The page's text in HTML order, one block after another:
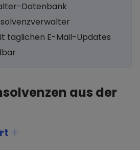
Datenbank
täglichen E-Mail-Updates
aus der
i